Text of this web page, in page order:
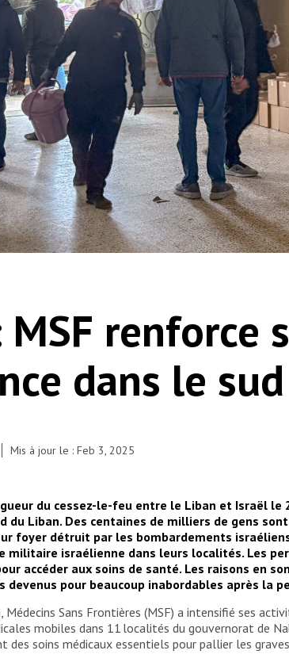
qu’il
Liban,
MSF renforce
dans le sud
Mis à jour le : Feb 3, 2025
du cessez-le-feu entre le Liban et Israël
du Liban. Des centaines de milliers de gens
foyer détruit par les bombardements
militaire israélienne dans leurs localités. Les
accéder aux soins de santé. Les raisons en
pour beaucoup inabordables après la
Sans Frontières (MSF) a intensifié ses
mobiles dans 11 localités du gouvernorat de
des soins médicaux essentiels pour pallier les